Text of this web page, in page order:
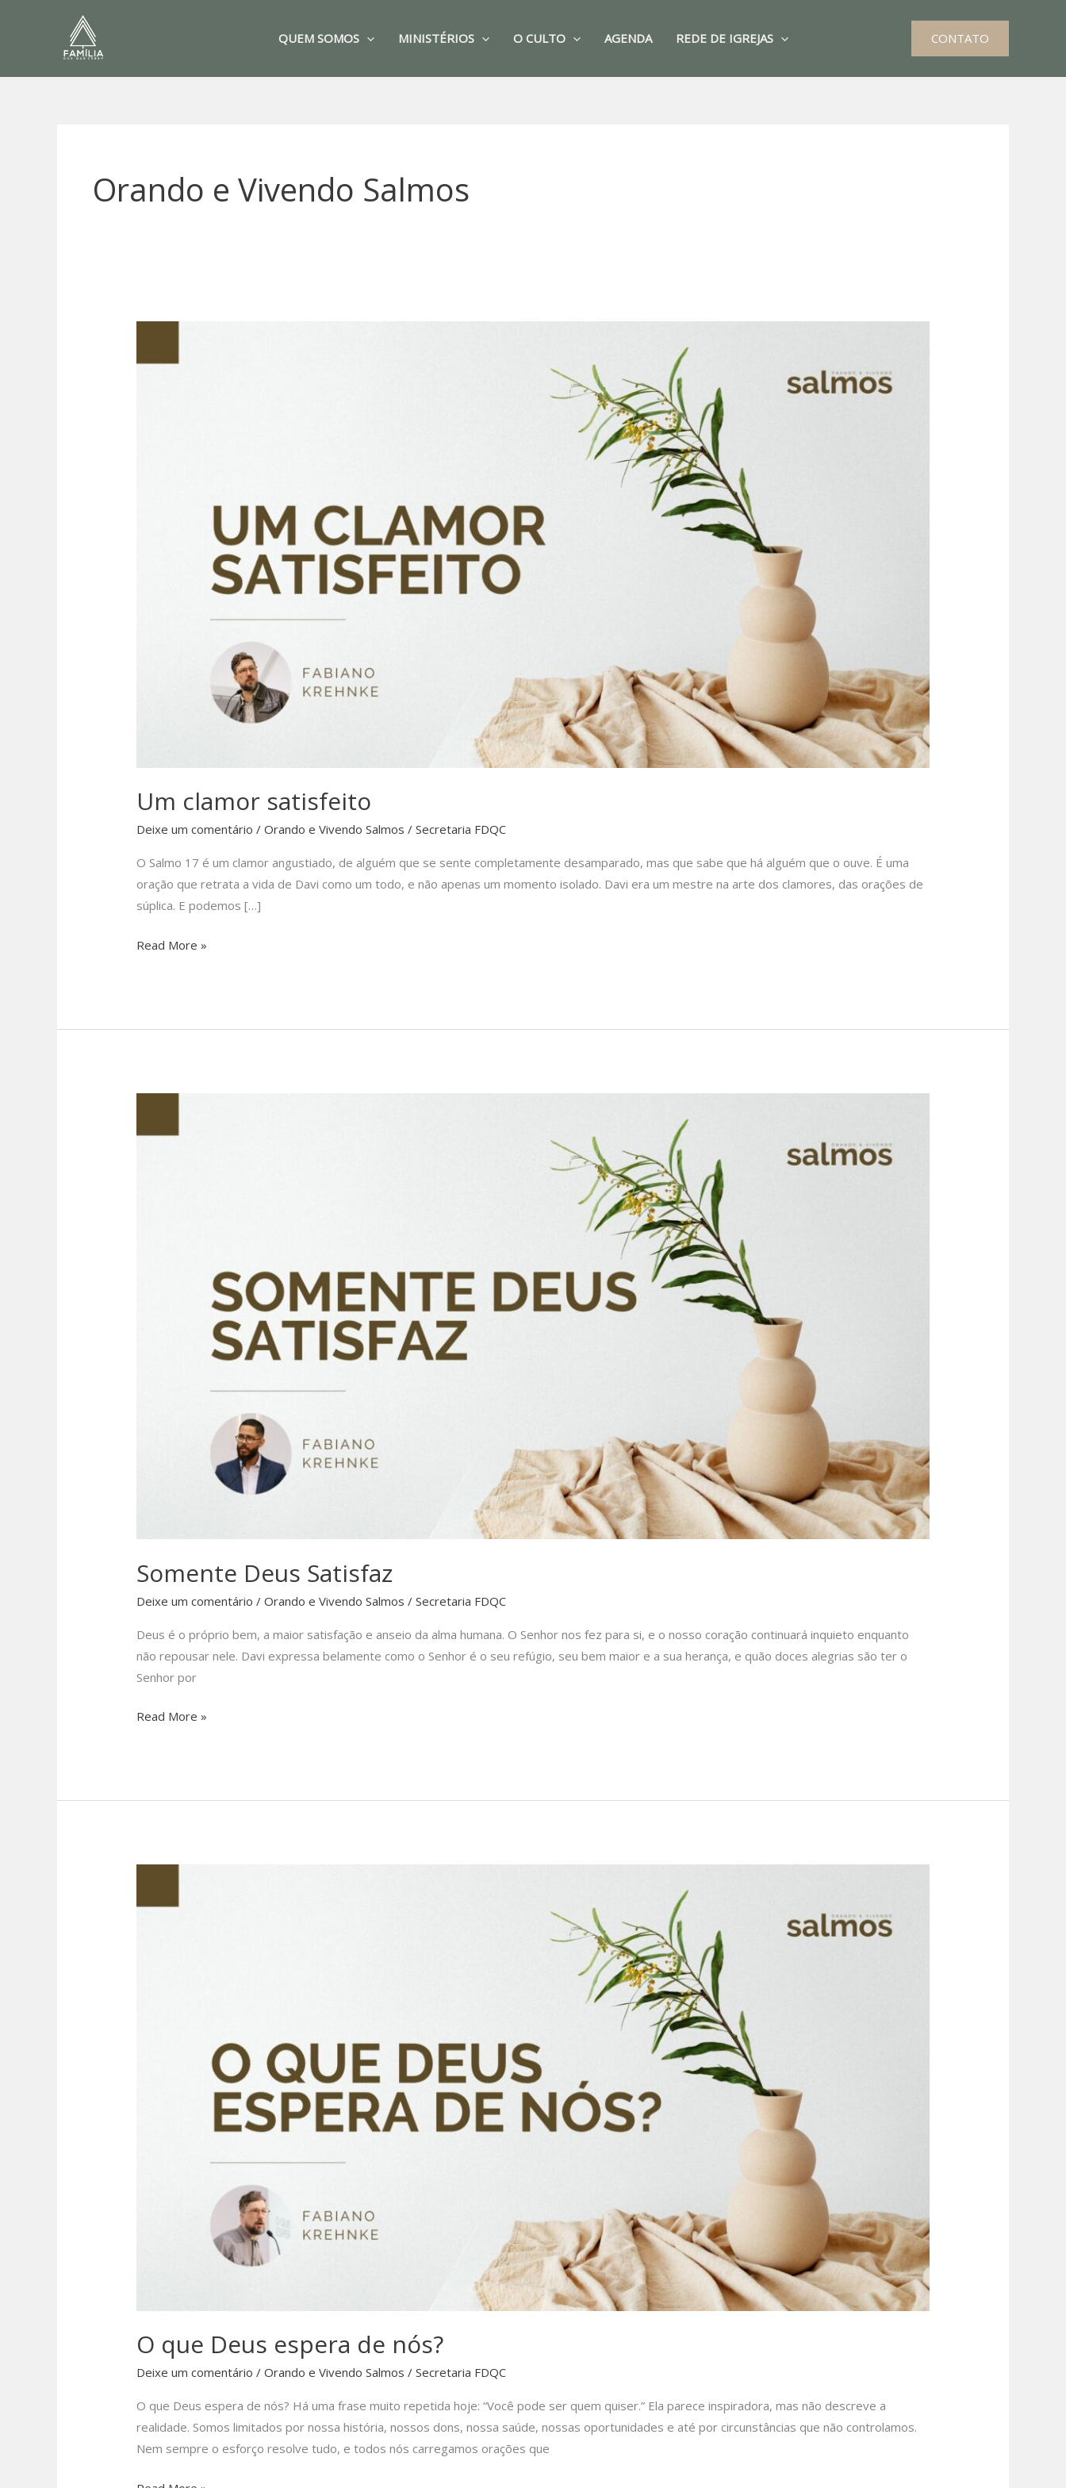
conteúdo
QUEM SOMOS MINISTÉRIOS O CULTO AGENDA REDE DE IGREJAS CONTATO
Orando e Vivendo Salmos
Um clamor satisfeito
Deixe um comentário /Orando e Vivendo Salmos /Secretaria FDQC
O Salmo 17 é um clamor angustiado, de alguém que se sente completamente desamparado, mas que sabe que há alguém que o ouve. É uma
oração que retrata a vida de Davi como um todo, e não apenas um momento isolado. Davi era um mestre na arte dos clamores, das orações de
súplica. E podemos […]
Um
Read More »
Somente Deus Satisfaz
Deixe um comentário /Orando e Vivendo Salmos /Secretaria FDQC
Deus é o próprio bem, a maior satisfação e anseio da alma humana. O Senhor nos fez para si, e o nosso coração continuará inquieto enquanto
não repousar nele. Davi expressa belamente como o Senhor é o seu refúgio, seu bem maior e a sua herança, e quão doces alegrias são ter o
Senhor por
Somente
Read More »
O que Deus espera de nós?
Deixe um comentário /Orando e Vivendo Salmos /Secretaria FDQC
O que Deus espera de nós? Há uma frase muito repetida hoje: “Você pode ser quem quiser.” Ela parece inspiradora, mas não descreve a
realidade. Somos limitados por nossa história, nossos dons, nossa saúde, nossas oportunidades e até por circunstâncias que não controlamos.
Nem sempre o esforço resolve tudo, e todos nós carregamos orações que